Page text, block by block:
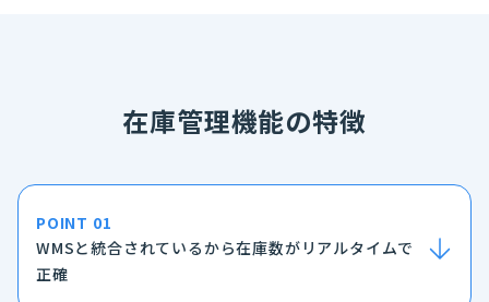
在庫管理機能の特徴
POINT 01
WMSと統合されているから在庫数がリアルタイムで
正確